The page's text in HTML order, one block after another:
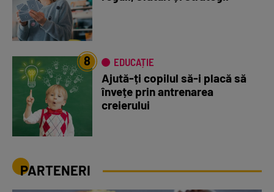
8 EDUCAȚIE
Ajută-ți copilul să-i placă să
învețe prin antrenarea
creierului
PARTENERI